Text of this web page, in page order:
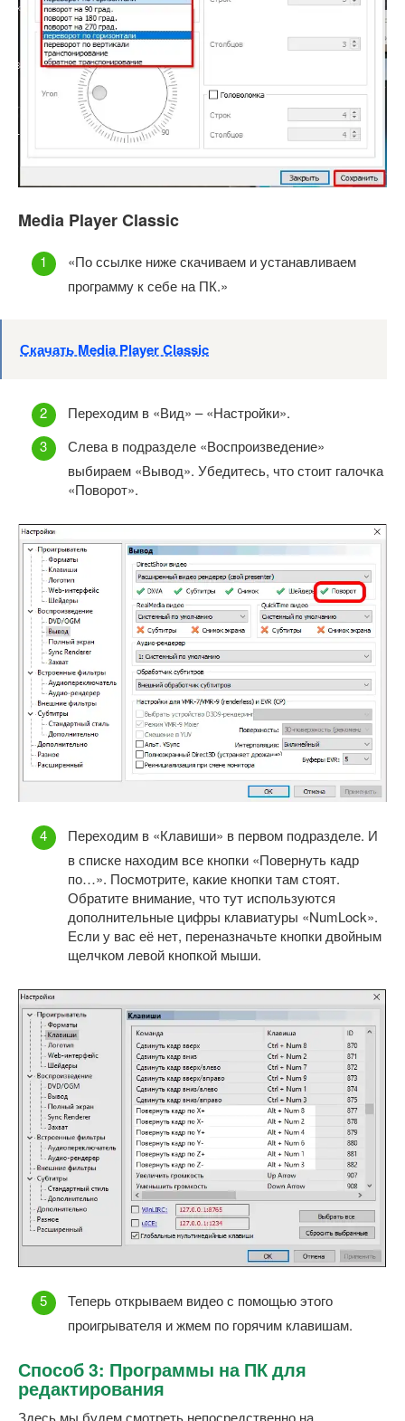
Media Player Classic
«По ссылке ниже скачиваем и устанавливаем
программу к себе на ПК.»
Скачать Media Player Classic
Переходим в «Вид» – «Настройки».
Слева в подразделе «Воспроизведение»
выбираем «Вывод». Убедитесь, что стоит галочка
«Поворот».
Переходим в «Клавиши» в первом подразделе. И
в списке находим все кнопки «Повернуть кадр
по…». Посмотрите, какие кнопки там стоят.
Обратите внимание, что тут используются
дополнительные цифры клавиатуры «NumLock».
Если у вас её нет, переназначьте кнопки двойным
щелчком левой кнопкой мыши.
Теперь открываем видео с помощью этого
проигрывателя и жмем по горячим клавишам.
Способ 3: Программы на ПК для
редактирования
Здесь мы будем смотреть непосредственно на